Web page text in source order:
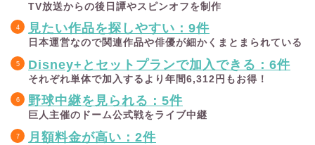
8月6
日
（木）
23:59
まで
音楽
ライ
ブ
鈴木愛理 LIVE
2026 ll:Bias by
us:ll
配信されたライブの
見逃し配信が8月6日
まで
8月7
日
（金）
0:00
バラ
エテ
ィ／
組
藤ヶ谷太輔のAr
ound The Worl
5話を独占配信
TV放送からの後日譚やスピンオフを制作
見たい作品を探しやすい：9件
日本運営なので関連作品や俳優が細かくまとまられている
Disney+とセットプランで加入できる：6件
それぞれ単体で加入するより年間6,312円もお得！
野球中継を見られる：5件
巨人主催のドーム公式戦をライブ中継
月額料金が高い：2件